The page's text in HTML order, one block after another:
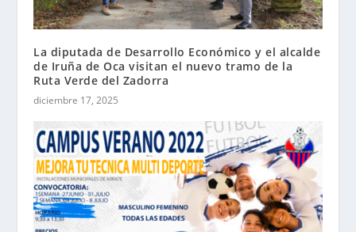
La diputada de Desarrollo Económico y el alcalde
de Iruña de Oca visitan el nuevo tramo de la
Ruta Verde del Zadorra
diciembre 17, 2025